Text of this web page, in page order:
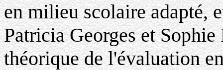
en milieu scolaire adapté,
Patricia Georges et
théorique de l'évaluation